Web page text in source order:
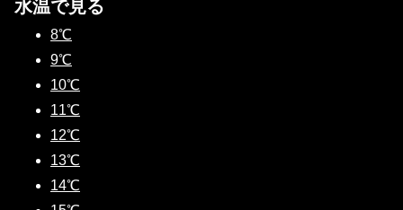
水温で見る
8℃
9℃
10℃
11℃
12℃
13℃
14℃